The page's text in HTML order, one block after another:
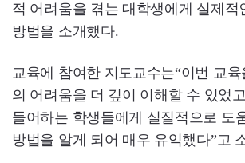
적 어려움을 겪는 대학생에게 실제적
방법을 소개했다.
교육에 참여한 지도교수는“이번 교
의 어려움을 더 깊이 이해할 수 있었
들어하는 학생들에게 실질적으로 도
방법을 알게 되어 매우 유익했다”고